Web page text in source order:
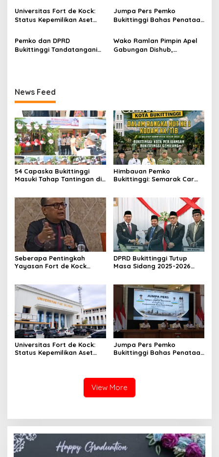
s
Perekonomian Masyarakat
Jam Gadang?
2026-2027, Wako Ramlan
Beri Apresiasi
Universitas Fort de Kock:
Status Kepemilikan Aset
Milik Yayasan Berdasarkan
Putusan Mahkamah Agung
Nomor 2108/K/Pdt/2022
Jumpa Pers Pemko
Bukittinggi Bahas Penataan
Kampus UFDK
Pemko dan DPRD
Bukittinggi Tandatangani
Wako Ramlan Pimpin Apel
Gabungan Dishub,
News Feed
54 Capaska Bukittinggi
Masuki Tahap Tantingan di
Himbauan Pemko
Bukittinggi: Semarak Car
Militer (KODAM) XX/Tuanku
Imam Bonjol
Seberapa Pentingkah
Yayasan Fort de Kock
Jam Gadang?
DPRD Bukittinggi Tutup
Masa Sidang 2025-2026
Beri Apresiasi
Universitas Fort de Kock:
Status Kepemilikan Aset
Putusan Mahkamah Agung
Nomor 2108/K/Pdt/2022
Jumpa Pers Pemko
Bukittinggi Bahas Penataan
View More